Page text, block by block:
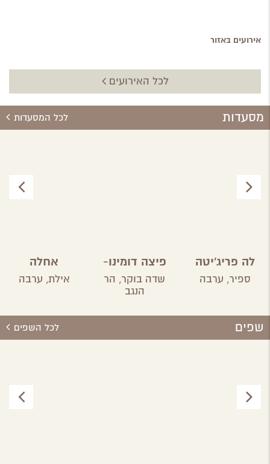
אירועים באזור
לכל האירועים
מסעדות לכל המסעדות
לה פריג'יטה
ספיר, ערבה
פיצה דומינו-
שדה בוקר
שדה בוקר, הר
הנגב
אחלה
אילת, ערבה
שפים לכל השפים